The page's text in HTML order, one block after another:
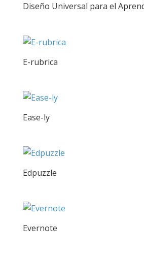
Diseño Universal para el
E-rubrica
Ease-ly
Edpuzzle
Evernote